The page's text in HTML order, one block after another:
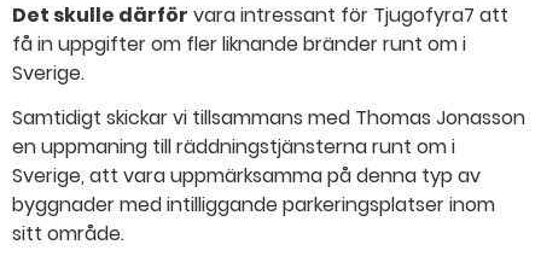
Det skulle därför vara intressant för Tjugofyra7 att
få in uppgifter om fler liknande bränder runt om i
Sverige.
Samtidigt skickar vi tillsammans med Thomas Jonasson
en uppmaning till räddningstjänsterna runt om i
Sverige, att vara uppmärksamma på denna typ av
byggnader med intilliggande parkeringsplatser inom
sitt område.